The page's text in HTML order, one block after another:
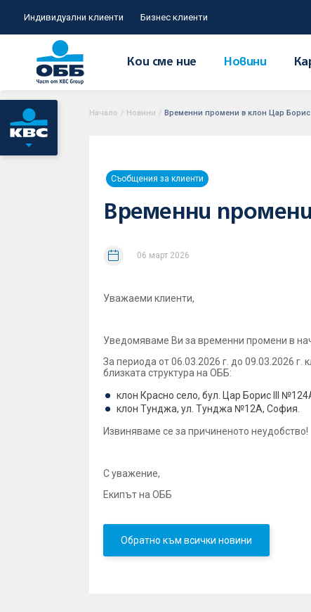
Индивидуални клиенти Бизнес клиенти
Кои сме ние Новини
Начало / Новини / Временни промени в клон Цар Борис
Съобщения за клиенти
Временни
06 март 2026
Уважаеми клиенти,
Уведомяваме Ви за временни промени в
За периода от 06.03.2026 г. до 09.03.2026
близката структура на ОББ:
клон Красно село, бул. Цар Борис ІІІ
клон Тунджа, ул. Тунджа №12А, София.
Извиняваме се за причиненото неудобство!
С уважение,
Екипът на ОББ
Обратно към всички новини